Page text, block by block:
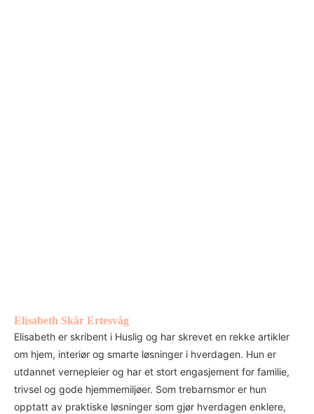
Elisabeth Skår Ertesvåg
Elisabeth er skribent i Huslig og har skrevet en rekke artikler
om hjem, interiør og smarte løsninger i hverdagen. Hun er
utdannet vernepleier og har et stort engasjement for familie,
trivsel og gode hjemmemiljøer. Som trebarnsmor er hun
opptatt av praktiske løsninger som gjør hverdagen enklere,